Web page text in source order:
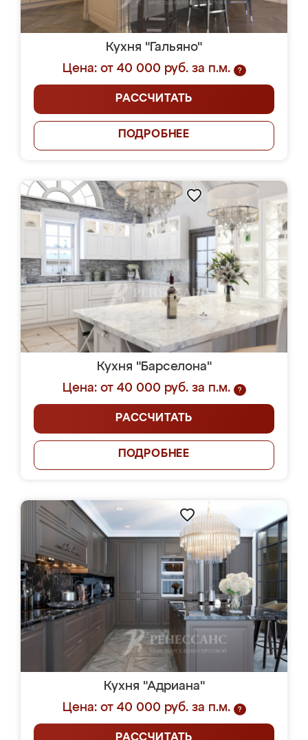
Кухня "Гальяно"
Цена: от 40 000 руб. за п.м.
?
РАССЧИТАТЬ
ПОДРОБНЕЕ
Кухня "Барселона"
Цена: от 40 000 руб. за п.м.
?
РАССЧИТАТЬ
ПОДРОБНЕЕ
Кухня "Адриана"
Цена: от 40 000 руб. за п.м.
?